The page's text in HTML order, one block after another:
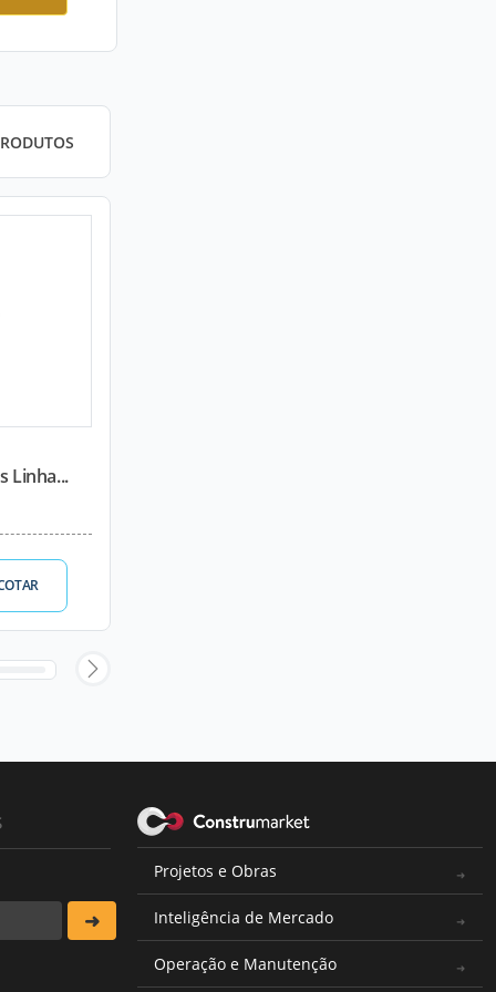
Linha...
Projetos e Obras
Inteligência de Mercado
Operação e Manutenção